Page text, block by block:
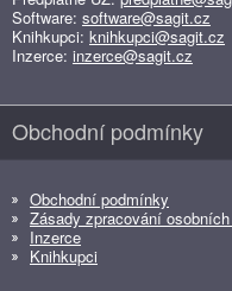
Software: software@sagit.cz
Knihkupci: knihkupci@sagit.cz
Inzerce: inzerce@sagit.cz
Obchodní podmínky
Obchodní podmínky
Zásady zpracování
Inzerce
Knihkupci